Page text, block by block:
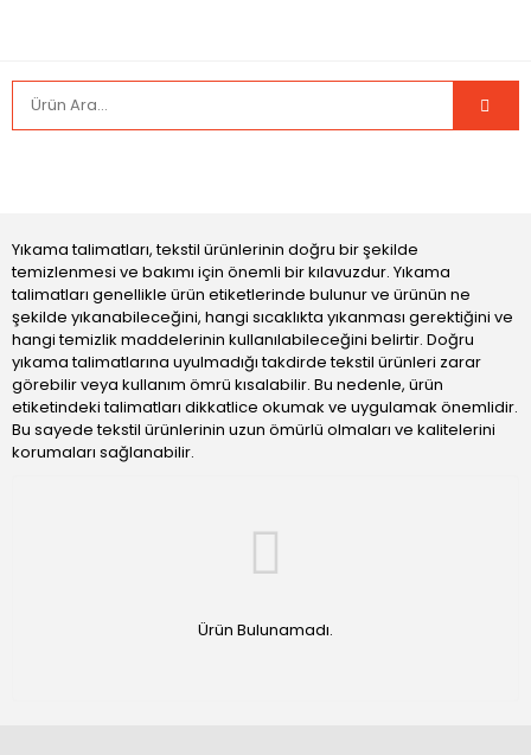
Yıkama talimatları, tekstil ürünlerinin doğru bir şekilde
temizlenmesi ve bakımı için önemli bir kılavuzdur. Yıkama
talimatları genellikle ürün etiketlerinde bulunur ve ürünün ne
şekilde yıkanabileceğini, hangi sıcaklıkta yıkanması gerektiğini ve
hangi temizlik maddelerinin kullanılabileceğini belirtir. Doğru
yıkama talimatlarına uyulmadığı takdirde tekstil ürünleri zarar
görebilir veya kullanım ömrü kısalabilir. Bu nedenle, ürün
etiketindeki talimatları dikkatlice okumak ve uygulamak önemlidir.
Bu sayede tekstil ürünlerinin uzun ömürlü olmaları ve kalitelerini
korumaları sağlanabilir.
Ürün Bulunamadı.